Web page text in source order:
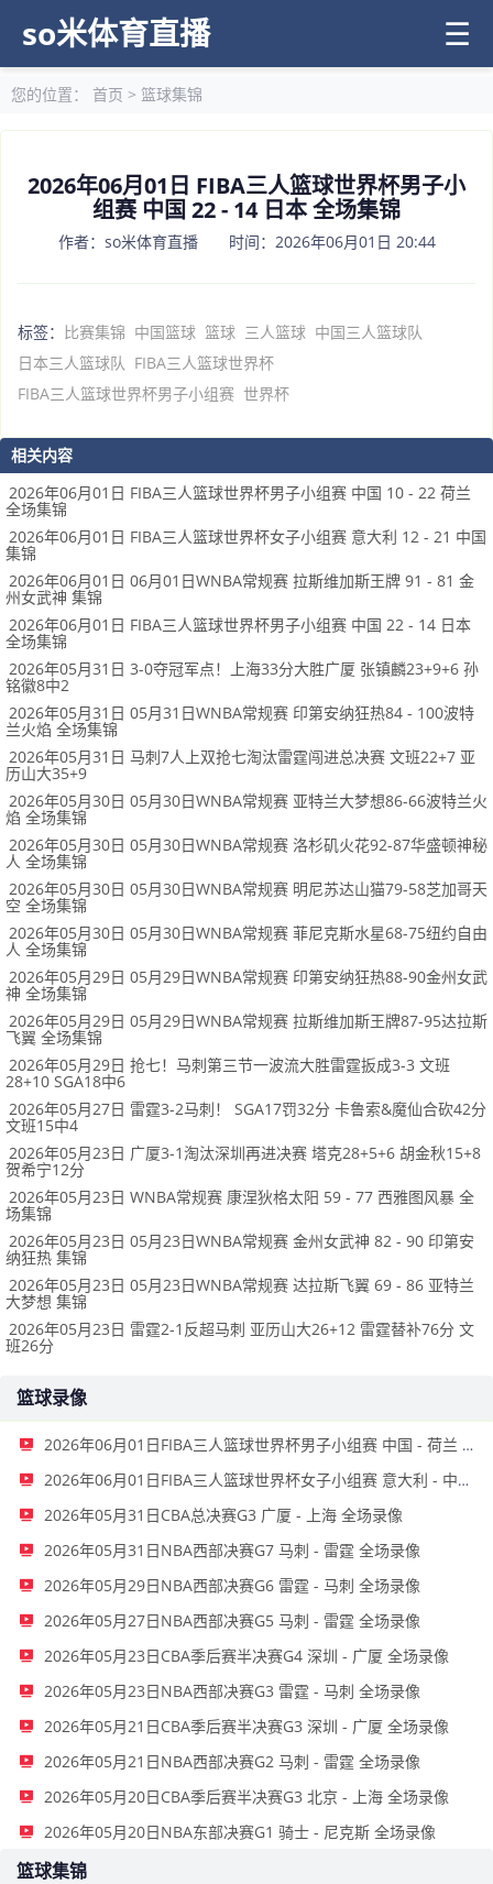
so米体育直播 ☰
您的位置： 首页 > 篮球集锦
2026年06月01日 FIBA三人篮球世界杯男子小
组赛 中国 22 - 14 日本 全场集锦
作者：so米体育直播 时间：2026年06月01日 20:44
标签： 比赛集锦 中国篮球 篮球 三人篮球 中国三人篮球队
日本三人篮球队 FIBA三人篮球世界杯
FIBA三人篮球世界杯男子小组赛 世界杯
相关内容
2026年06月01日 FIBA三人篮球世界杯男子小组赛 中国 10 - 22 荷兰
全场集锦
2026年06月01日 FIBA三人篮球世界杯女子小组赛 意大利 12 - 21 中国
集锦
2026年06月01日 06月01日WNBA常规赛 拉斯维加斯王牌 91 - 81 金
州女武神 集锦
2026年06月01日 FIBA三人篮球世界杯男子小组赛 中国 22 - 14 日本
全场集锦
2026年05月31日 3-0夺冠军点！上海33分大胜广厦 张镇麟23+9+6 孙
铭徽8中2
2026年05月31日 05月31日WNBA常规赛 印第安纳狂热84 - 100波特
兰火焰 全场集锦
2026年05月31日 马刺7人上双抢七淘汰雷霆闯进总决赛 文班22+7 亚
历山大35+9
2026年05月30日 05月30日WNBA常规赛 亚特兰大梦想86-66波特兰火
焰 全场集锦
2026年05月30日 05月30日WNBA常规赛 洛杉矶火花92-87华盛顿神秘
人 全场集锦
2026年05月30日 05月30日WNBA常规赛 明尼苏达山猫79-58芝加哥天
空 全场集锦
2026年05月30日 05月30日WNBA常规赛 菲尼克斯水星68-75纽约自由
人 全场集锦
2026年05月29日 05月29日WNBA常规赛 印第安纳狂热88-90金州女武
神 全场集锦
2026年05月29日 05月29日WNBA常规赛 拉斯维加斯王牌87-95达拉斯
飞翼 全场集锦
2026年05月29日 抢七！马刺第三节一波流大胜雷霆扳成3-3 文班
28+10 SGA18中6
2026年05月27日 雷霆3-2马刺！ SGA17罚32分 卡鲁索&魔仙合砍42分
文班15中4
2026年05月23日 广厦3-1淘汰深圳再进决赛 塔克28+5+6 胡金秋15+8
贺希宁12分
2026年05月23日 WNBA常规赛 康涅狄格太阳 59 - 77 西雅图风暴 全
场集锦
2026年05月23日 05月23日WNBA常规赛 金州女武神 82 - 90 印第安
纳狂热 集锦
2026年05月23日 05月23日WNBA常规赛 达拉斯飞翼 69 - 86 亚特兰
大梦想 集锦
2026年05月23日 雷霆2-1反超马刺 亚历山大26+12 雷霆替补76分 文
班26分
篮球录像
2026年06月01日FIBA三人篮球世界杯男子小组赛 中国 - 荷兰 录像
2026年06月01日FIBA三人篮球世界杯女子小组赛 意大利 - 中国 录像
2026年05月31日CBA总决赛G3 广厦 - 上海 全场录像
2026年05月31日NBA西部决赛G7 马刺 - 雷霆 全场录像
2026年05月29日NBA西部决赛G6 雷霆 - 马刺 全场录像
2026年05月27日NBA西部决赛G5 马刺 - 雷霆 全场录像
2026年05月23日CBA季后赛半决赛G4 深圳 - 广厦 全场录像
2026年05月23日NBA西部决赛G3 雷霆 - 马刺 全场录像
2026年05月21日CBA季后赛半决赛G3 深圳 - 广厦 全场录像
2026年05月21日NBA西部决赛G2 马刺 - 雷霆 全场录像
2026年05月20日CBA季后赛半决赛G3 北京 - 上海 全场录像
2026年05月20日NBA东部决赛G1 骑士 - 尼克斯 全场录像
篮球集锦